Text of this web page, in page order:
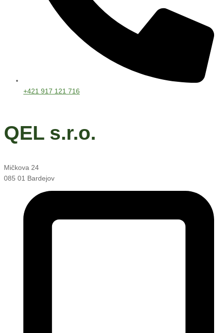
+421 917 121 716
QEL s.r.o.
Mičkova 24
085 01 Bardejov